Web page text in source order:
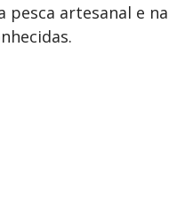
pesca artesanal e